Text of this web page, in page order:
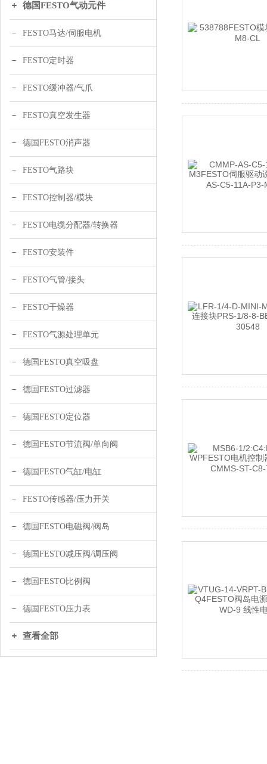
德国FESTO气动元件
FESTO马达/伺服电机
FESTO定时器
FESTO缓冲器/气爪
FESTO真空发生器
德国FESTO消声器
FESTO气路块
FESTO控制器/模块
FESTO电缆分配器/转换器
FESTO安装件
FESTO气管/接头
FESTO干燥器
FESTO气源处理单元
德国FESTO真空吸盘
德国FESTO过滤器
德国FESTO定位器
德国FESTO节流阀/单向阀
德国FESTO气缸/电缸
FESTO传感器/压力开关
德国FESTO电磁阀/阀岛
德国FESTO减压阀/调压阀
德国FESTO比例阀
德国FESTO压力表
查看全部